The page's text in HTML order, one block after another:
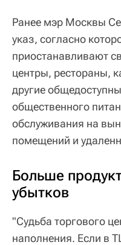
Ранее мэр Москвы
указ, согласно
приостанавливают
центры, рестораны,
другие
общественного
обслуживания на
помещений и
Больше
убытков
"Судьба торгового
наполнения. Если в